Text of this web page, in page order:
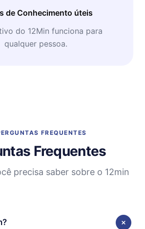
de Conhecimento úteis
do 12Min funciona para
qualquer pessoa.
FREQUENTES
Frequentes
precisa saber sobre o 12min